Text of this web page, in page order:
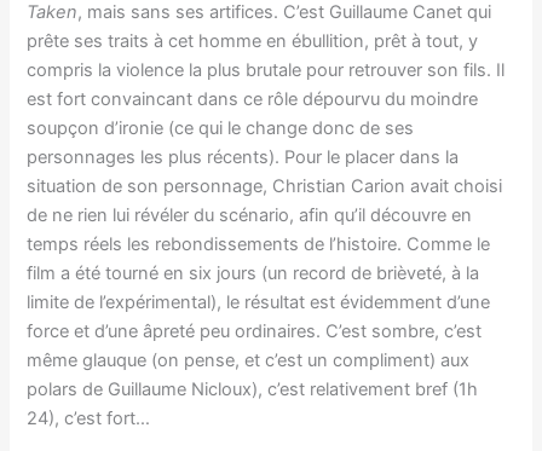
Taken, mais sans ses artifices. C’est Guillaume Canet qui
prête ses traits à cet homme en ébullition, prêt à tout, y
compris la violence la plus brutale pour retrouver son fils. Il
est fort convaincant dans ce rôle dépourvu du moindre
soupçon d’ironie (ce qui le change donc de ses
personnages les plus récents). Pour le placer dans la
situation de son personnage, Christian Carion avait choisi
de ne rien lui révéler du scénario, afin qu’il découvre en
temps réels les rebondissements de l’histoire. Comme le
film a été tourné en six jours (un record de brièveté, à la
limite de l’expérimental), le résultat est évidemment d’une
force et d’une âpreté peu ordinaires. C’est sombre, c’est
même glauque (on pense, et c’est un compliment) aux
polars de Guillaume Nicloux), c’est relativement bref (1h
24), c’est fort…